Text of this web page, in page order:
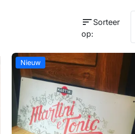
sort Sorteer
op:
Nieuw